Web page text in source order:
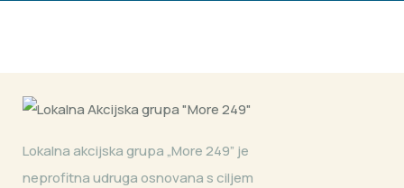
Lokalna akcijska grupa „More 249” je
neprofitna udruga osnovana s ciljem